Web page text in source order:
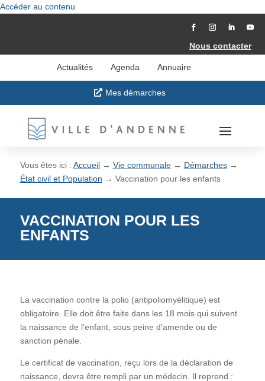
Accéder au contenu
Nous contacter
Actualités Agenda Annuaire
Mes démarches
Vous êtes ici : Accueil→ Vie communale→ Démarches→
État civil et Population → Vaccination pour les enfants
VACCINATION POUR LES
ENFANTS
La vaccination contre la polio (antipoliomyélitique) est
obligatoire. Elle doit être faite dans les 18 mois qui suivent
la naissance de l’enfant, sous peine d’amende ou de
sanction pénale.
Le certificat de vaccination, reçu lors de la déclaration de
naissance, devra être rempli par un médecin. Il reprend :